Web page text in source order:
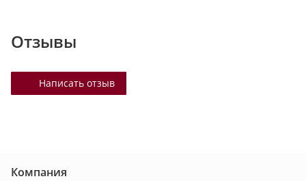
Отзывы
Написать отзыв
Компания